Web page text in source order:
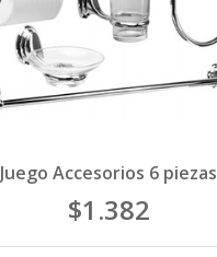
Juego Accesorios 6 piezas
$1.382